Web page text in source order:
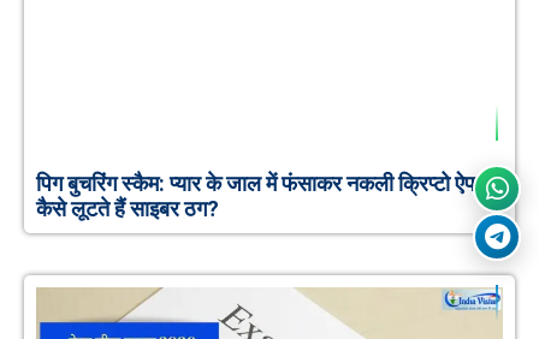
पिग बुचरिंग स्कैम: प्यार के जाल में फंसाकर नकली क्रिप्टो ऐप से
कैसे लूटते हैं साइबर ठग?